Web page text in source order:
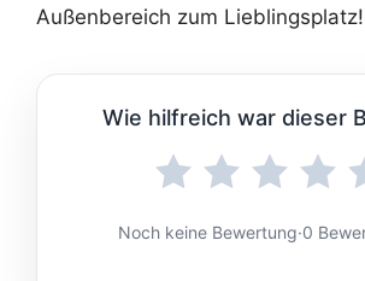
Außenbereich zum Lieblingsplatz!
Wie hilfreich war dieser
Noch keine Bewertung·0